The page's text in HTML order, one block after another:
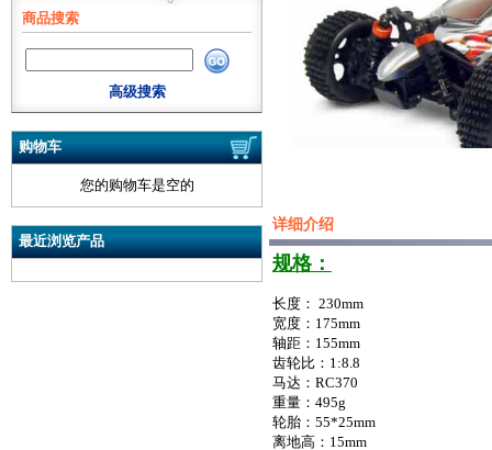
商品搜索
高级搜索
购物车
您的购物车是空的
最近浏览产品
详细介绍
规格：
长度： 230mm
宽度：175mm
轴距：155mm
齿轮比：1:8.8
马达：RC370
重量：495g
轮胎：55*25mm
离地高：15mm